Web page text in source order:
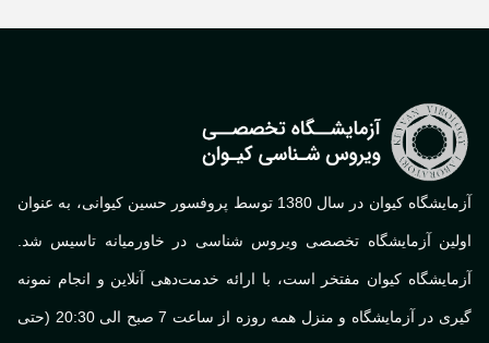
آزمایشگاه کیوان در سال 1380 توسط پروفسور حسین کیوانی، به عنوان
آزمایشگاه تخصصی ویروس شناسی در خاورمیانه تاسیس شد.
کیوان مفتخر است، با ارائه خدمت‌دهی آنلاین و انجام نمونه
گیری در آزمایشگاه و منزل همه روزه از ساعت 7 صبح الی 20:30 (حتی